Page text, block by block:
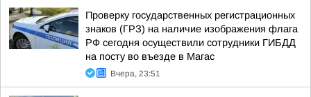
Проверку государственных регистрационных
знаков (ГРЗ) на наличие изображения флага
РФ сегодня осуществили сотрудники ГИБДД
на посту во въезде в Магас
Вчера, 23:51